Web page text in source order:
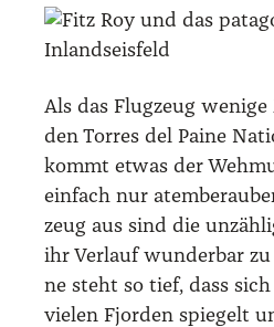
Als das Flug­zeug
den Tor­res del Pai­ne
kommt etwas der
ein­fach nur
zeug aus sind die
ihr Ver­lauf wun­der­bar
ne steht so tief, dass
vie­len Fjor­den spie­gelt